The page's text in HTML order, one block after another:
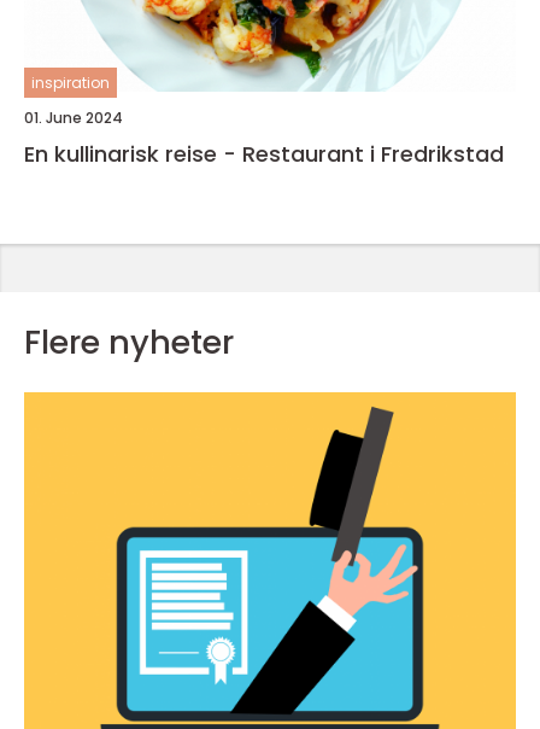
inspiration
01. June 2024
En kullinarisk reise - Restaurant i Fredrikstad
Flere nyheter